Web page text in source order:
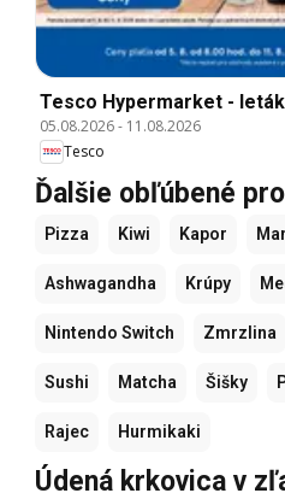
Tesco Hypermarket - leták
05.08.2026- 11.08.2026
Tesco
Ďalšie obľúbené
Pizza Kiwi Kapor
Ashwagandha Krúpy
Nintendo Switch Zmrzlina
Sushi Matcha Šišky
Rajec Hurmikaki
Údená krkovica v